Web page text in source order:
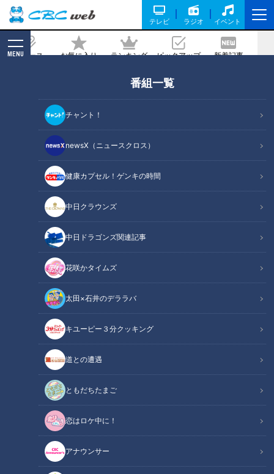
テレビ ラジオ イベント
ニュース お気に入り ランキング ピックアップ 新着記事
MENU
番組一覧
チャント！
newsX（ニュースクロス）
健康カプセル！ゲンキの時間
中日クラウンズ
中日ドラゴンズ関連記事
花咲かタイムズ
太田×石井のデララバ
キユーピー３分クッキング
道との遭遇
ともだちたまご
恋はロケ中に！
アナウンサー
「ほったらかし弁当」が話題
記事に戻る
CBCテレビ：画像 『チャント！』
この記事の画像